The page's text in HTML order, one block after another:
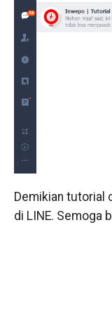
Demikian tutorial
di LINE. Semoga